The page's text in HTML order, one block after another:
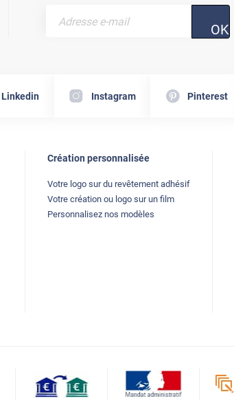
OK
Linkedin Instagram Pinterest
Création personnalisée
Votre logo sur du revêtement adhésif
Votre création ou logo sur un film
Personnalisez nos modèles